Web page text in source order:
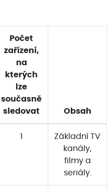
Počet
zařízení,
na
kterých
lze
současně
sledovat
Obsah
1
Základní TV
kanály,
filmy a
seriály.